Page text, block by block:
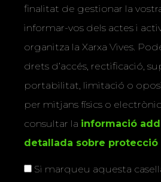
finalitat de gestionar la
informar-vos dels actes i
organitza la Xarxa Vives.
drets d’accés, rectificació,
portabilitat, limitació o
per mitjans físics o
consultar la informació
detallada sobre protecció
Si marqueu aquesta